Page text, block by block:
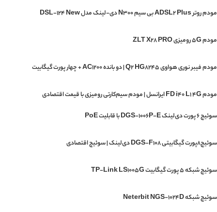
مودم روتر ADSL2 Plus بی سیم N300 دی-لینک مدل DSL-124 New
مودم 5G رومیزی ZLT X28 PRO
مودم فیبر نوری هواوی Q2 HG8245 | دو بانده AC1200 + چهار پورت گیگابیت
مودم FD i40 L1 4G ایرانسل | مودم سیم‌کارتی رومیزی با قیمت اقتصادی
سوئیچ ۶ پورت دی‌لینک DGS-1006P-E با قابلیت PoE
سوئیچ۸پورت گیگابیتی DGS-F108 دی‌لینک | سوئیچ اقتصادی
سوئیچ شبکه 5 پورت گیگابیت TP-Link LS1005G
سوئیچ شبکه Neterbit NGS-1024D